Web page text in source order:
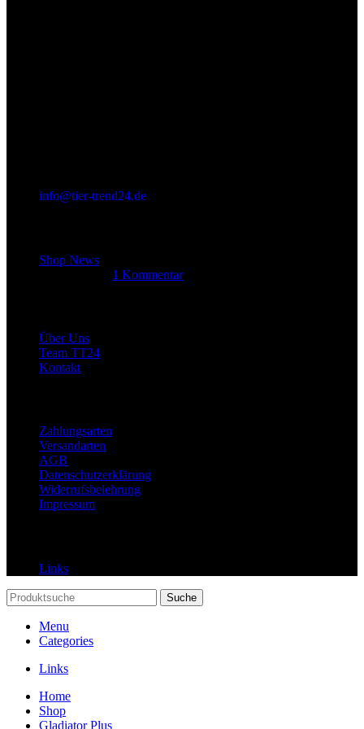
info@tier-trend24.de
Shop News
1 Kommentar
Über Uns
Team TT24
Kontakt
Zahlungsarten
Versandarten
AGB
Datenschutzerklärung
Widerrufsbelehrung
Impressum
Links
Suche
Menu
Categories
Links
Home
Shop
Gladiator Plus